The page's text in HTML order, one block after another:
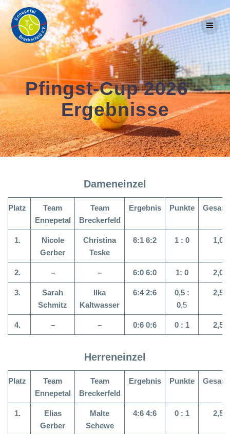
Pfingst-Cup 2026 –
Ergebnisse
Dameneinzel
Platz
Team
Ennepetal
Team
Breckerfeld
Ergebnis Punkte
1.
Nicole
Gerber
Christina
Teske
6:1 6:2 1 : 0 1,0 :
2. – – 6:0 6:0 1: 0 2,0 :
3.
Sarah
Schmitz
Ilka
Kaltwasser
6:4 2:6
0,5 :
0,5
2,5 :
4. – – 0:6 0:6 0 : 1 2,5 :
Herreneinzel
Platz
Team
Ennepetal
Team
Breckerfeld
Ergebnis Punkte
1.
Elias
Gerber
Malte
Schewe
4:6 4:6 0 : 1 2,5 :